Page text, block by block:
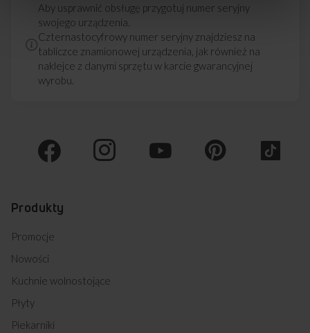
Aby usprawnić obsługę przygotuj numer seryjny
swojego urządzenia.
Czternastocyfrowy numer seryjny znajdziesz na
tabliczce znamionowej urządzenia, jak również na
naklejce z danymi sprzętu w karcie gwarancyjnej
wyrobu.
Produkty
Promocje
Nowości
Kuchnie wolnostojące
Płyty
Piekarniki